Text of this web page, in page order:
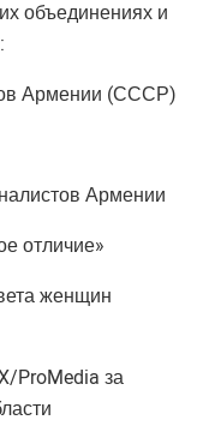
объединениях и
Армении (СССР)
Армении
отличие»
женщин
ProMedia за